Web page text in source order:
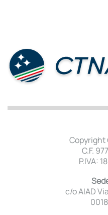
C.F.
P.IVA:
c/o AIAD